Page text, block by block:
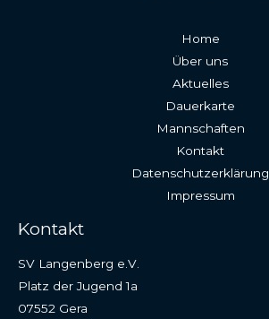
Home
Über uns
Aktuelles
Dauerkarte
Mannschaften
Kontakt
Datenschutzerklärung
Impressum
Kontakt
SV Langenberg e.V.
Platz der Jugend 1a
07552 Gera